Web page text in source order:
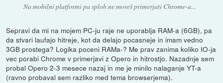
Na mobilni platformi pa sploh ne moreš primerjati Chrome-a...
Sepravi da mi na mojem PC-ju raje ne uporablja RAM-a (6GB), pa
da stvari laufajo hitreje, kot da delajo pocasneje in imam vedno
3GB prostega? Logika poceni RAMa-? Me prav zanima koliko IO-ja
vec porabi Chrome v primerjavi z Opero in hitrostjo. Nazadnje sem
probal Opero 2-3 mesece nazaj in me je minilo nalaganje YT-a
(ravno probaval sem razliko med tema browserjema).